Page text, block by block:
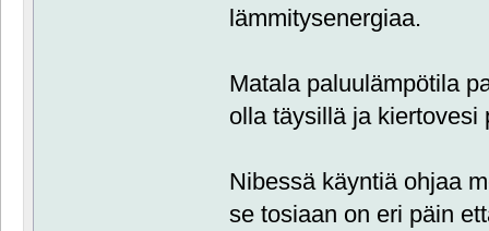
lämmitysenergiaa.
Matala paluulämpötila
olla täysillä ja
Nibessä käyntiä ohjaa
se tosiaan on eri päin